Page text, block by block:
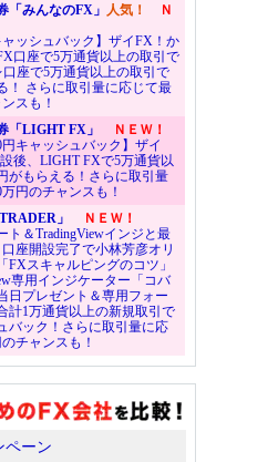
「みんなのFX」 人気！
Ｎ
ャッシュバック】ザイFX！か
口座で5万通貨以上の取引で
口座で5万通貨以上の取引で
！ さらに取引量に応じて最
スも！
「LIGHT FX」
ＮＥＷ！
円キャッシュバック】ザイ
後、LIGHT FXで5万通貨以
がもらえる！さらに取引量
円のチャンスも！
」
ＮＥＷ！
ト＆TradingViewインジと最
座開設完了で小林芳彦オリ
FXスキャルピングのコツ」
専用インジケーター「コバ
日プレゼント＆専用フォー
計1万通貨以上の新規取引で
バック！さらに取引量に応
チャンスも！
ペーン